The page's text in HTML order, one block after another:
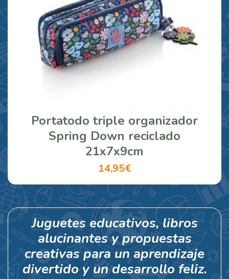
Portatodo triple organizador
Spring Down reciclado
21x7x9cm
14,95€
Juguetes educativos, libros
alucinantes y propuestas
creativas para un aprendizaje
divertido y un desarrollo feliz.